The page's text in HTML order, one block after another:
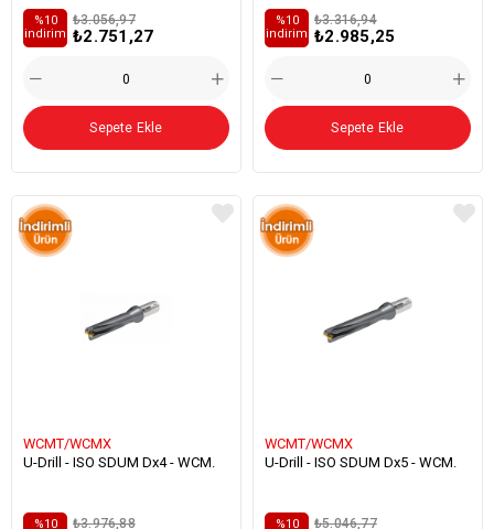
₺2.751,27
₺3.056,97
%10
i̇ndirim
Sepete Ekle
₺2.985,25
₺3.316,94
%10
i̇ndirim
Sepete Ekle
WCMT/WCMX
U-Drill - ISO SDUM Dx4 - WCM.
₺3.976,88
%10
WCMT/WCMX
U-Drill - ISO SDUM Dx5 - WCM.
₺5.046,77
%10